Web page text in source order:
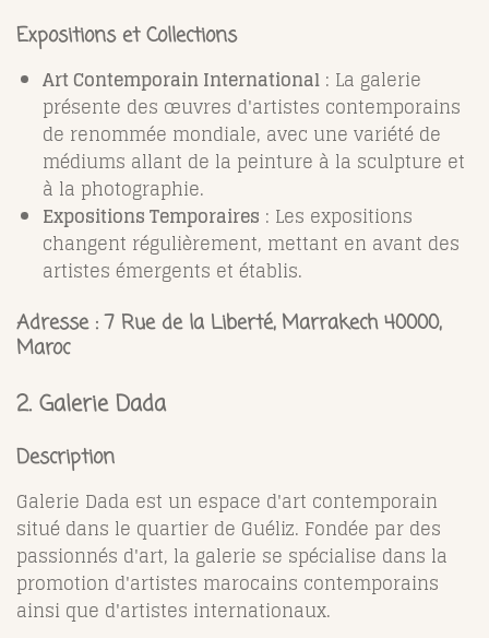
Expositions et Collections
Art Contemporain International : La galerie
présente des œuvres d'artistes contemporains
de renommée mondiale, avec une variété de
médiums allant de la peinture à la sculpture et
à la photographie.
Expositions Temporaires : Les expositions
changent régulièrement, mettant en avant des
artistes émergents et établis.
Adresse :7 Rue de la Liberté, Marrakech 40000,
Maroc
2. Galerie Dada
Description
Galerie Dada est un espace d'art contemporain
situé dans le quartier de Guéliz. Fondée par des
passionnés d'art, la galerie se spécialise dans la
promotion d'artistes marocains contemporains
ainsi que d'artistes internationaux.